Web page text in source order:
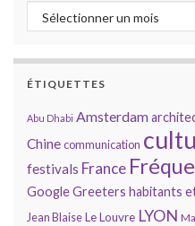
Archives
ÉTIQUETTES
Abu Dhabi Amsterdam
Chinecommunication
festivals France
GoogleGreeters habitants
Jean BlaiseLe Louvre LYON